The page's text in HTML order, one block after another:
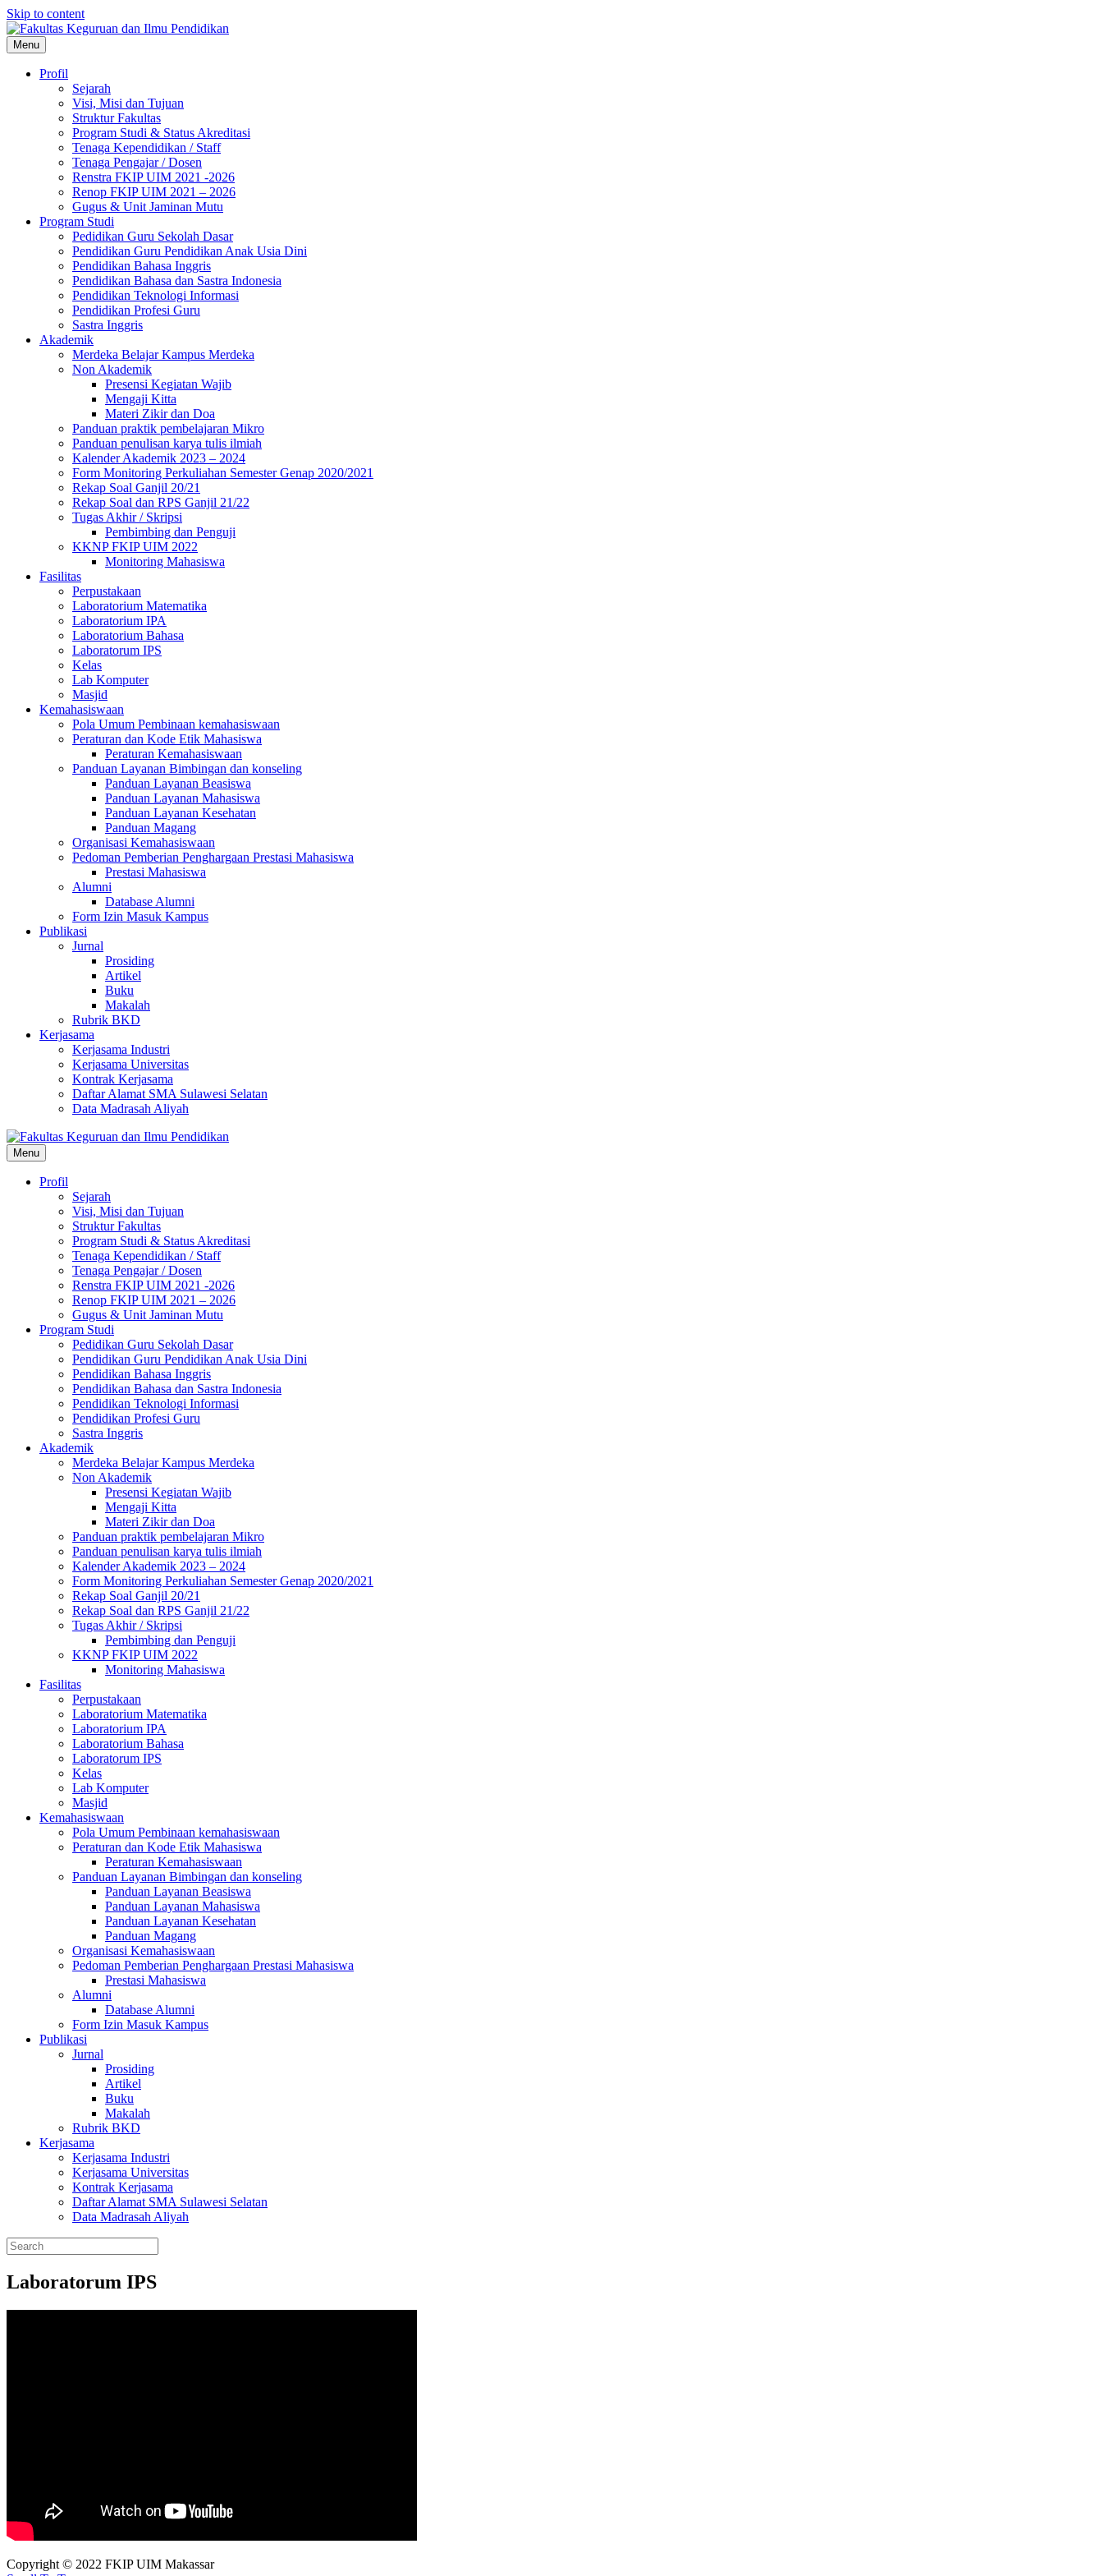
Skip to content
Menu
Profil
Sejarah
Visi, Misi dan Tujuan
Struktur Fakultas
Program Studi & Status Akreditasi
Tenaga Kependidikan / Staff
Tenaga Pengajar / Dosen
Renstra FKIP UIM 2021 -2026
Renop FKIP UIM 2021 – 2026
Gugus & Unit Jaminan Mutu
Program Studi
Pedidikan Guru Sekolah Dasar
Pendidikan Guru Pendidikan Anak Usia Dini
Pendidikan Bahasa Inggris
Pendidikan Bahasa dan Sastra Indonesia
Pendidikan Teknologi Informasi
Pendidikan Profesi Guru
Sastra Inggris
Akademik
Merdeka Belajar Kampus Merdeka
Non Akademik
Presensi Kegiatan Wajib
Mengaji Kitta
Materi Zikir dan Doa
Panduan praktik pembelajaran Mikro
Panduan penulisan karya tulis ilmiah
Kalender Akademik 2023 – 2024
Form Monitoring Perkuliahan Semester Genap 2020/2021
Rekap Soal Ganjil 20/21
Rekap Soal dan RPS Ganjil 21/22
Tugas Akhir / Skripsi
Pembimbing dan Penguji
KKNP FKIP UIM 2022
Monitoring Mahasiswa
Fasilitas
Perpustakaan
Laboratorium Matematika
Laboratorium IPA
Laboratorium Bahasa
Laboratorum IPS
Kelas
Lab Komputer
Masjid
Kemahasiswaan
Pola Umum Pembinaan kemahasiswaan
Peraturan dan Kode Etik Mahasiswa
Peraturan Kemahasiswaan
Panduan Layanan Bimbingan dan konseling
Panduan Layanan Beasiswa
Panduan Layanan Mahasiswa
Panduan Layanan Kesehatan
Panduan Magang
Organisasi Kemahasiswaan
Pedoman Pemberian Penghargaan Prestasi Mahasiswa
Prestasi Mahasiswa
Alumni
Database Alumni
Form Izin Masuk Kampus
Publikasi
Jurnal
Prosiding
Artikel
Buku
Makalah
Rubrik BKD
Kerjasama
Kerjasama Industri
Kerjasama Universitas
Kontrak Kerjasama
Daftar Alamat SMA Sulawesi Selatan
Data Madrasah Aliyah
Menu
Profil
Sejarah
Visi, Misi dan Tujuan
Struktur Fakultas
Program Studi & Status Akreditasi
Tenaga Kependidikan / Staff
Tenaga Pengajar / Dosen
Renstra FKIP UIM 2021 -2026
Renop FKIP UIM 2021 – 2026
Gugus & Unit Jaminan Mutu
Program Studi
Pedidikan Guru Sekolah Dasar
Pendidikan Guru Pendidikan Anak Usia Dini
Pendidikan Bahasa Inggris
Pendidikan Bahasa dan Sastra Indonesia
Pendidikan Teknologi Informasi
Pendidikan Profesi Guru
Sastra Inggris
Akademik
Merdeka Belajar Kampus Merdeka
Non Akademik
Presensi Kegiatan Wajib
Mengaji Kitta
Materi Zikir dan Doa
Panduan praktik pembelajaran Mikro
Panduan penulisan karya tulis ilmiah
Kalender Akademik 2023 – 2024
Form Monitoring Perkuliahan Semester Genap 2020/2021
Rekap Soal Ganjil 20/21
Rekap Soal dan RPS Ganjil 21/22
Tugas Akhir / Skripsi
Pembimbing dan Penguji
KKNP FKIP UIM 2022
Monitoring Mahasiswa
Fasilitas
Perpustakaan
Laboratorium Matematika
Laboratorium IPA
Laboratorium Bahasa
Laboratorum IPS
Kelas
Lab Komputer
Masjid
Kemahasiswaan
Pola Umum Pembinaan kemahasiswaan
Peraturan dan Kode Etik Mahasiswa
Peraturan Kemahasiswaan
Panduan Layanan Bimbingan dan konseling
Panduan Layanan Beasiswa
Panduan Layanan Mahasiswa
Panduan Layanan Kesehatan
Panduan Magang
Organisasi Kemahasiswaan
Pedoman Pemberian Penghargaan Prestasi Mahasiswa
Prestasi Mahasiswa
Alumni
Database Alumni
Form Izin Masuk Kampus
Publikasi
Jurnal
Prosiding
Artikel
Buku
Makalah
Rubrik BKD
Kerjasama
Kerjasama Industri
Kerjasama Universitas
Kontrak Kerjasama
Daftar Alamat SMA Sulawesi Selatan
Data Madrasah Aliyah
Laboratorum IPS
Copyright © 2022 FKIP UIM Makassar